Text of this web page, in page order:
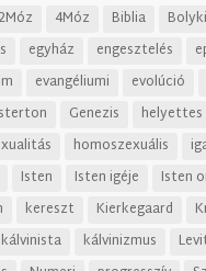
2Móz 4Móz Biblia
egyház engesztelés
evangéliumi evolúció
Genezis helyettes
homoszexuális
Isten Isten igéje Isten
kereszt Kierkegaard
kálvinista kálvinizmus